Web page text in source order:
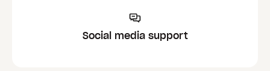
Social media support